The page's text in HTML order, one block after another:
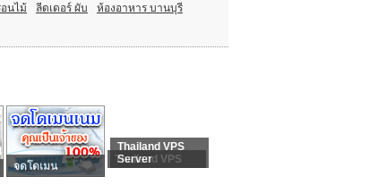
อนไม้ ลีดเดอร์ ผับ ห้องอาหาร บานบุรี
จดโดเมน
Thailand VPS
Thailand VPS
Server